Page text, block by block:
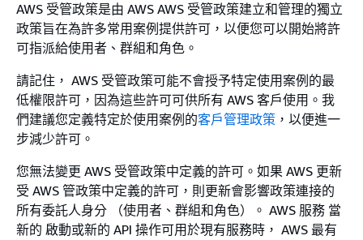
AWS 受管政策是由 AWS AWS 受管政策建立和管理的獨立
政策旨在為許多常用案例提供許可，以便您可以開始將許
可指派給使用者、群組和角色。
請記住， AWS 受管政策可能不會授予特定使用案例的最
低權限許可，因為這些許可可供所有 AWS 客戶使用。我
們建議您定義特定於使用案例的客戶管理政策 ，以便進一
步減少許可。
您無法變更 AWS 受管政策中定義的許可。如果 AWS 更新
受 AWS 管政策中定義的許可，則更新會影響政策連接的
所有委託人身分 （使用者、群組和角色）。 AWS 服務 當
新的 啟動或新的 API 操作可用於現有服務時， AWS 最有